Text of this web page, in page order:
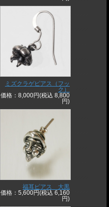
ミズクラゲピアス（フッ
ク）
価格：8,000円(税込 8,800
円)
福耳ピアス 大黒
価格：5,600円(税込 6,160
円)